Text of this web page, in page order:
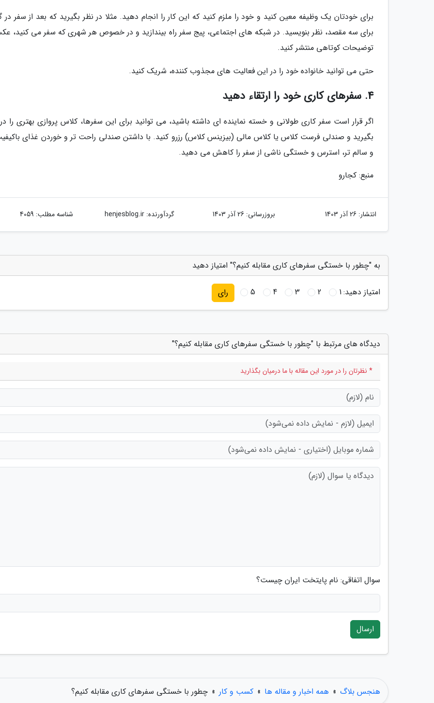
برای خودتان یک وظیفه معین کنید و خود را ملزم کنید که این کار را انجام دهید. مثلا در نظر بگیرید که بعد از سفر در
برای سه مقصد، نظر بنویسید. در شبکه های اجتماعی، پیج سفر راه بیندازید و در خصوص هر شهری که سفر می کنید،
توضیحات کوتاهی منتشر کنید.
حتی می توانید خانواده خود را در این فعالیت های مجذوب کننده، شریک کنید.
4. سفرهای کاری خود را ارتقاء دهید
اگر قرار است سفر کاری طولانی و خسته نماینده ای داشته باشید، می توانید برای این سفرها، کلاس پروازی بهتری را
بگیرید و صندلی فرست کلاس یا کلاس مالی (بیزینس کلاس) رزرو کنید. با داشتن صندلی راحت تر و خوردن غذای
و سالم تر، استرس و خستگی ناشی از سفر را کاهش می دهید.
منبع: کجارو
انتشار: 26 آذر 1403 بروزرسانی: 26 آذر 1403 گردآورنده:henjesblog.ir شناسه مطلب: 4059
به "چطور با خستگی سفرهای کاری مقابله کنیم؟" امتیاز دهید
امتیاز دهید:1
2
3
4
5 رای
دیدگاه های مرتبط با "چطور با خستگی سفرهای کاری مقابله کنیم؟"
* نظرتان را در مورد این مقاله با ما درمیان بگذارید
سوال اتفاقی: نام پایتخت ایران چیست؟
ارسال
هنجس بلاگ » همه اخبار و مقاله ها » کسب و کار » چطور با خستگی سفرهای کاری مقابله کنیم؟